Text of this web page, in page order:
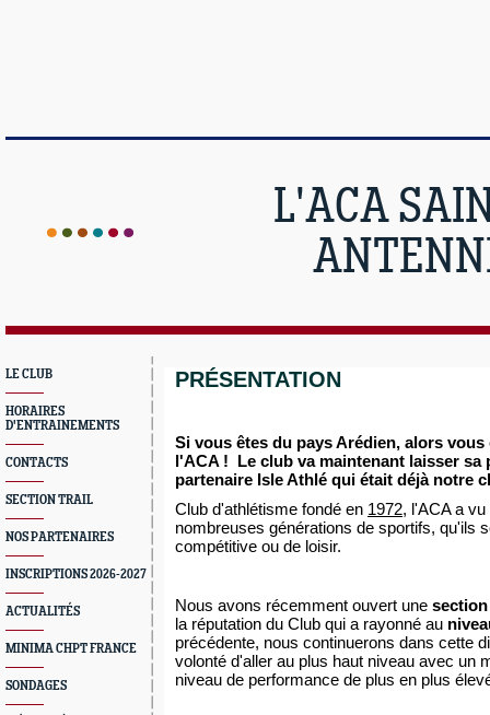
L'ACA
LE CLUB
HORAIRES
D'ENTRAINEMENTS
CONTACTS
SECTION TRAIL
NOS PARTENAIRES
INSCRIPTIONS 2026-2027
ACTUALITÉS
MINIMA CHPT FRANCE
SONDAGES
PRÉSENTATION
Si vous êtes du pays Arédien, alors
l'ACA ! Le club va maintenant laisser sa
partenaire Isle Athlé qui était déjà notre
Club d'athlétisme fondé en 1972, l'ACA a
nombreuses générations de sportifs, qu'ils
compétitive ou de loisir.
Nous avons récemment ouvert une
la réputation du Club qui a rayonné au
précédente, nous continuerons dans cette
volonté d'aller au plus haut niveau avec un
niveau de performance de plus en plus